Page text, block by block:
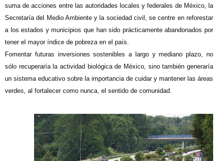
suma de acciones entre las autoridades locales y federales de México, la
Secretaría del Medio Ambiente y la sociedad civil, se centre en reforestar
a los estados y municipios que han sido prácticamente abandonados por
tener el mayor índice de pobreza en el país.
Fomentar futuras inversiones sostenibles a largo y mediano plazo, no
sólo recuperaría la actividad biológica de México, sino también generaría
un sistema educativo sobre la importancia de cuidar y mantener las áreas
verdes, al fortalecer como nunca, el sentido de comunidad.